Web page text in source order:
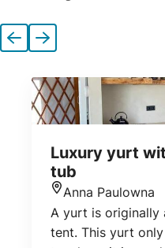
Previous
Next
Luxury yurt
tub
Anna Paulowna
A yurt is originally
tent. This yurt